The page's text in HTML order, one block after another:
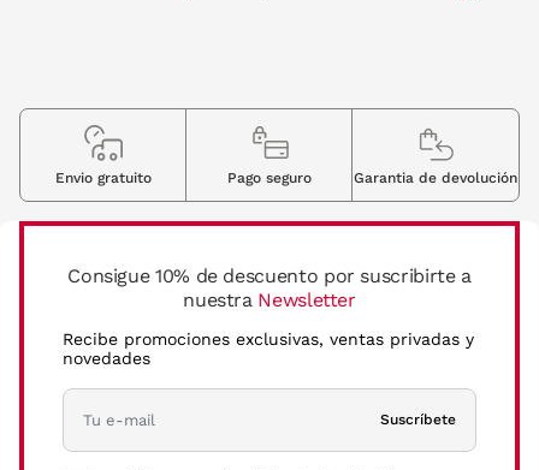
Consigue 10% de descuento por suscribirte a
nuestra Newsletter
Recibe promociones exclusivas, ventas privadas y
novedades
Suscríbete
Envio gratuito Pago seguro Garantia de devolución